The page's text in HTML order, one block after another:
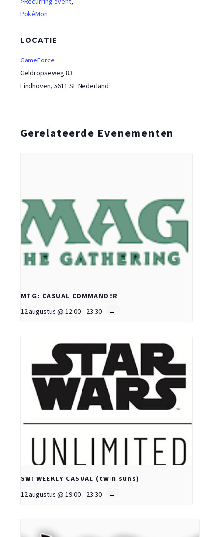
PokéMon
LOCATIE
GameForce
Geldropseweg 83
Eindhoven, 5611 SENederland
Gerelateerde Evenementen
MTG: CASUAL COMMANDER
12 augustus @ 12:00 - 23:30
SW: WEEKLY CASUAL (twin suns)
12 augustus @ 19:00 - 23:30